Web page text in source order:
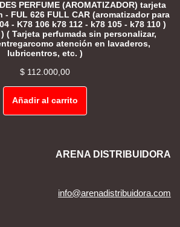
PERFUME (AROMATIZADOR) tarjeta
- FUL 626 FULL CAR (aromatizador para
- K78 106 k78 112 - k78 105 - k78 110 )
( Tarjeta perfumada sin personalizar,
atención en lavaderos,
lubricentros, etc. )
$112.000,00
Añadir al carrito
ARENA DISTRIBUIDORA
info@arenadistribuidora.com